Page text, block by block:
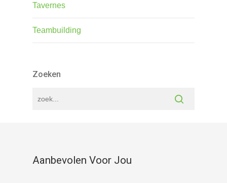
Tavernes
Teambuilding
Zoeken
Aanbevolen Voor Jou